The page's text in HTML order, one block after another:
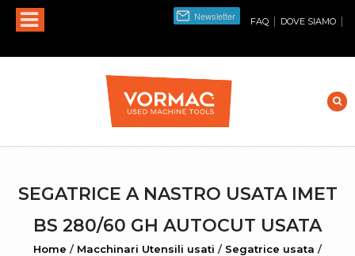
FAQ | DOVE SIAMO |
SEGATRICE A NASTRO USATA IMET
BS 280/60 GH AUTOCUT USATA
Home / Macchinari Utensili usati / Segatrice usata /